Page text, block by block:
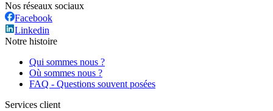
Nos réseaux sociaux
Facebook
Linkedin
Notre histoire
Qui sommes nous ?
Où sommes nous ?
FAQ - Questions souvent posées
Services client